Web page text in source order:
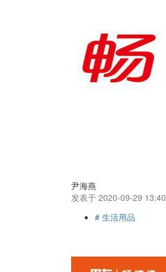
尹海燕
发表于 2020-09-29 13:40
# 生活用品